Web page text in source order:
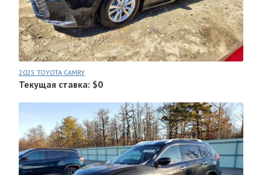
2025 TOYOTA CAMRY
Текущая ставка: $0